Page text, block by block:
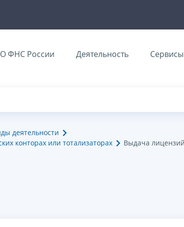
О ФНС России Деятельность Сервисы
деятельности
конторах или тотализаторах
Выдача лицензий